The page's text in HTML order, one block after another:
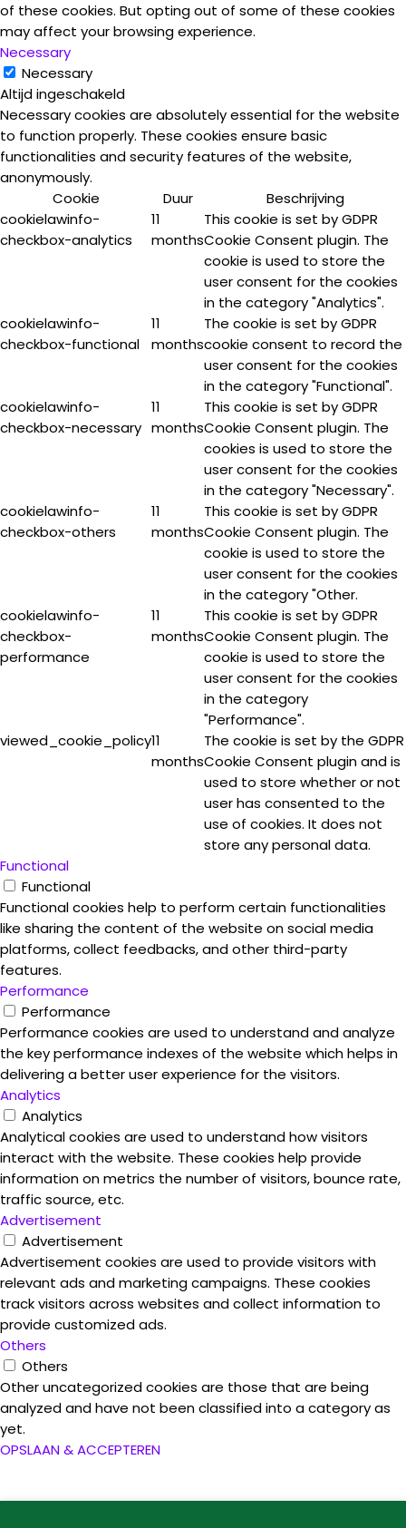
of these cookies. But opting out of some of these cookies
may affect your browsing experience.
Necessary
Necessary
Altijd ingeschakeld
Necessary cookies are absolutely essential for the website
to function properly. These cookies ensure basic
functionalities and security features of the website,
anonymously.
Cookie
Duur
Beschrijving
cookielawinfo-
checkbox-analytics
11
months
This cookie is set by GDPR
Cookie Consent plugin. The
cookie is used to store the
user consent for the cookies
in the category "Analytics".
cookielawinfo-
checkbox-functional
11
months
The cookie is set by GDPR
cookie consent to record the
user consent for the cookies
in the category "Functional".
cookielawinfo-
checkbox-necessary
11
months
This cookie is set by GDPR
Cookie Consent plugin. The
cookies is used to store the
user consent for the cookies
in the category "Necessary".
cookielawinfo-
checkbox-others
11
months
This cookie is set by GDPR
Cookie Consent plugin. The
cookie is used to store the
user consent for the cookies
in the category "Other.
cookielawinfo-
checkbox-
performance
11
months
This cookie is set by GDPR
Cookie Consent plugin. The
cookie is used to store the
user consent for the cookies
in the category
"Performance".
viewed_cookie_policy11
months
The cookie is set by the GDPR
Cookie Consent plugin and is
used to store whether or not
user has consented to the
use of cookies. It does not
store any personal data.
Functional
Functional
Functional cookies help to perform certain functionalities
like sharing the content of the website on social media
platforms, collect feedbacks, and other third-party
features.
Performance
Performance
Performance cookies are used to understand and analyze
the key performance indexes of the website which helps in
delivering a better user experience for the visitors.
Analytics
Analytics
Analytical cookies are used to understand how visitors
interact with the website. These cookies help provide
information on metrics the number of visitors, bounce rate,
traffic source, etc.
Advertisement
Advertisement
Advertisement cookies are used to provide visitors with
relevant ads and marketing campaigns. These cookies
track visitors across websites and collect information to
provide customized ads.
Others
Others
Other uncategorized cookies are those that are being
analyzed and have not been classified into a category as
yet.
OPSLAAN & ACCEPTEREN